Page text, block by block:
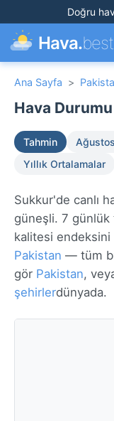
Doğru
Hava.best
Ana Sayfa >
Hava
Tahmin
Yıllık Ortalamalar
Sukkur'de canlı
güneşli. 7 günlük
kalitesi
Pakistan — tüm
gör Pakistan,
şehirlerdünyada.